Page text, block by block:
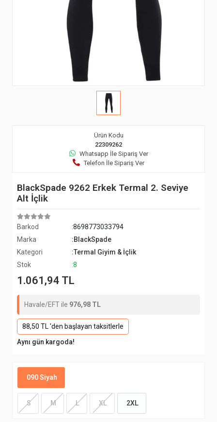
Ürün Kodu
22309262
Whatsapp İle Sipariş Ver
Telefon İle Sipariş Ver
BlackSpade 9262 Erkek Termal 2. Seviye
Alt İçlik
Barkod
:8698773033794
Marka
:BlackSpade
Kategori
:Termal Giyim & İçlik
Stok
:8
1.061,94 TL
Havale/EFT ile 976,98 TL
88,50 TL 'den başlayan taksitlerle
Aynı gün kargoda!
090 Siyah
S M L XL 2XL